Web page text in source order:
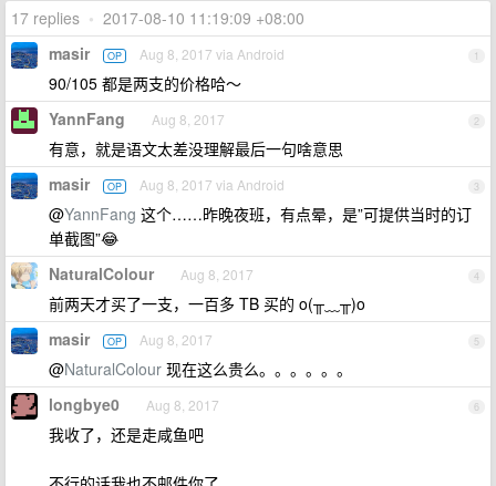
17 replies • 2017-08-10 11:19:09 +08:00
1
masir OP Aug 8, 2017 via Android
90/105 都是两支的价格哈～
2
YannFang Aug 8, 2017
有意，就是语文太差没理解最后一句啥意思
3
masir OP Aug 8, 2017 via Android
@YannFang 这个……昨晚夜班，有点晕，是”可提供当时的订
单截图”😂
4
NaturalColour Aug 8, 2017
前两天才买了一支，一百多 TB 买的 o(╥﹏╥)o
5
masir OP Aug 8, 2017
@NaturalColour 现在这么贵么。。。。。。
6
longbye0 Aug 8, 2017
我收了，还是走咸鱼吧